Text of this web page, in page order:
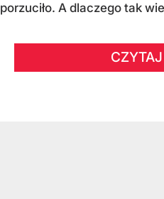
porzuciło. A dlaczego tak